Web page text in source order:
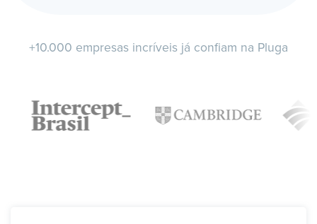
+10.000 empresas incríveis já confiam na Pluga